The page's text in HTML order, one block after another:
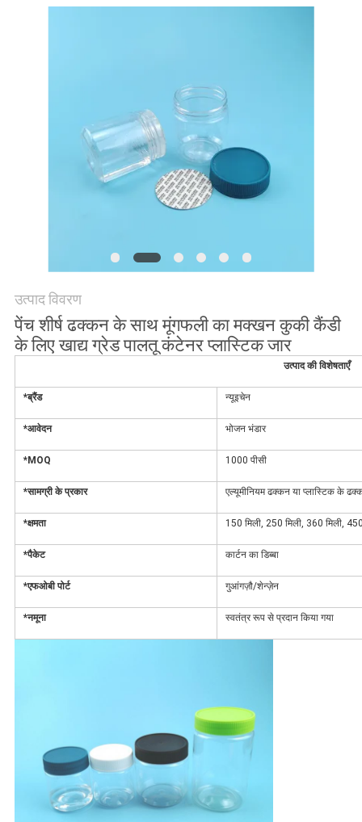
उत्पाद विवरण
पेंच शीर्ष ढक्कन के साथ मूंगफली का मक्खन कुकी कैंडी
के लिए खाद्य ग्रेड पालतू कंटेनर प्लास्टिक जार
उत्पाद की विशेषताएँ
*ब्रैंड न्यूइचेन
*आवेदन भोजन भंडार
*MOQ 1000 पीसी
*सामग्री के प्रकार एल्यूमीनियम ढक्कन या प्लास्टिक के
*क्षमता 150 मिली, 250 मिली, 360 मिली,
*पैकेट कार्टन का डिब्बा
*एफओबी पोर्ट गुआंगज़ौ/शेन्ज़ेन
*नमूना स्वतंत्र रूप से प्रदान किया गया